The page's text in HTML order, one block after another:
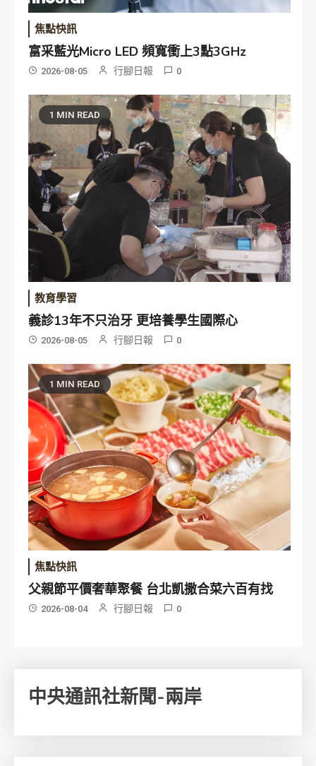
焦點快訊
富采藍光Micro LED 頻寬衝上3點3GHz
2026-08-05 行腳日報 0
1 MIN READ
教育學習
義診13年不只治牙 更培養學生國際心
2026-08-05 行腳日報 0
1 MIN READ
焦點快訊
父親節平價奢華聚餐 台北凱撒合菜六百有找
2026-08-04 行腳日報 0
中央通訊社新聞-兩岸